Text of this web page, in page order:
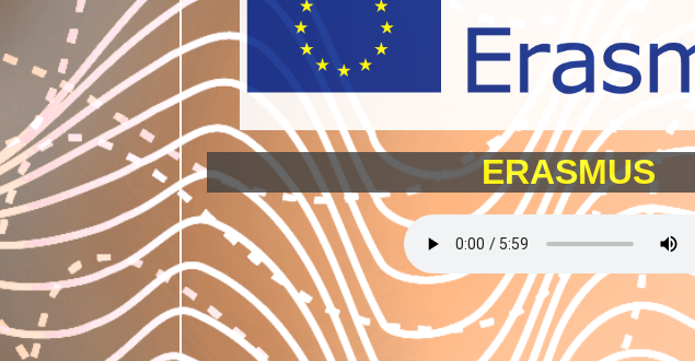
ERASMUS